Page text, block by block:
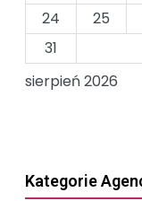
sierpień 2026
24
25
31
Kategorie